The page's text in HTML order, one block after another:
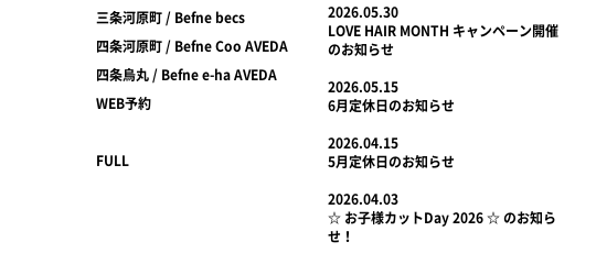
三条河原町 / Befne becs
四条河原町 / Befne Coo AVEDA
四条烏丸 / Befne e-ha AVEDA
WEB予約
FULL
2026.05.30
LOVE HAIR MONTH キャンペーン開催
のお知らせ
2026.05.15
6月定休日のお知らせ
2026.04.15
5月定休日のお知らせ
2026.04.03
☆ お子様カットDay 2026 ☆ のお知ら
せ！